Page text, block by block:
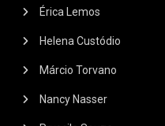
Érica Lemos
Helena Custódio
Márcio Torvano
Nancy Nasser